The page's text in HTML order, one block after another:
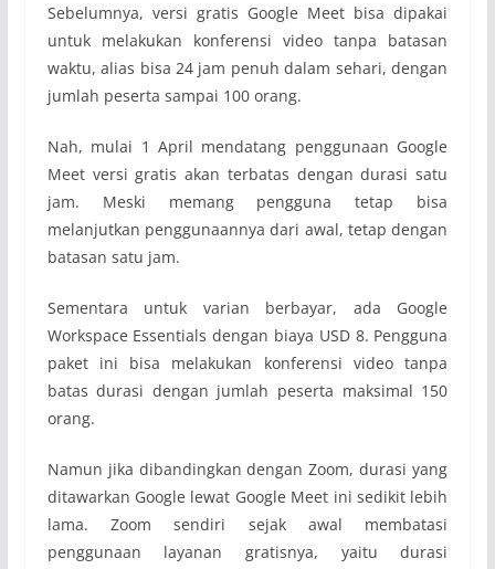
Sebelumnya, versi gratis Google Meet bisa dipakai
untuk melakukan konferensi video tanpa batasan
waktu, alias bisa 24 jam penuh dalam sehari, dengan
jumlah peserta sampai 100 orang.
Nah, mulai 1 April mendatang penggunaan Google
Meet versi gratis akan terbatas dengan durasi satu
jam. Meski memang pengguna tetap bisa
melanjutkan penggunaannya dari awal, tetap dengan
batasan satu jam.
Sementara untuk varian berbayar, ada Google
Workspace Essentials dengan biaya USD 8. Pengguna
paket ini bisa melakukan konferensi video tanpa
batas durasi dengan jumlah peserta maksimal 150
orang.
Namun jika dibandingkan dengan Zoom, durasi yang
ditawarkan Google lewat Google Meet ini sedikit lebih
lama. Zoom sendiri sejak awal membatasi
penggunaan layanan gratisnya, yaitu durasi